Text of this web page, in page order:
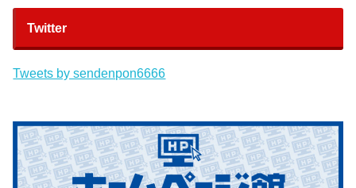
Twitter
Tweets by sendenpon6666